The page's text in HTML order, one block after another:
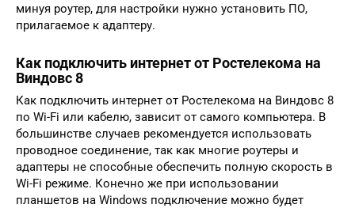
минуя роутер, для настройки нужно установить ПО,
прилагаемое к адаптеру.
Как подключить интернет от Ростелекома на
Виндовс 8
Как подключить интернет от Ростелекома на Виндовс 8
по Wi-Fi или кабелю, зависит от самого компьютера. В
большинстве случаев рекомендуется использовать
проводное соединение, так как многие роутеры и
адаптеры не способные обеспечить полную скорость в
Wi-Fi режиме. Конечно же при использовании
планшетов на Windows подключение можно будет